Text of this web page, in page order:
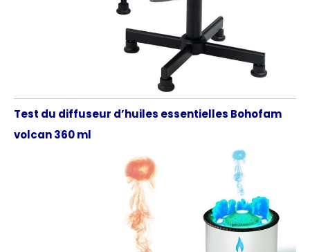
Test du diffuseur d’huiles essentielles Bohofam
volcan 360 ml